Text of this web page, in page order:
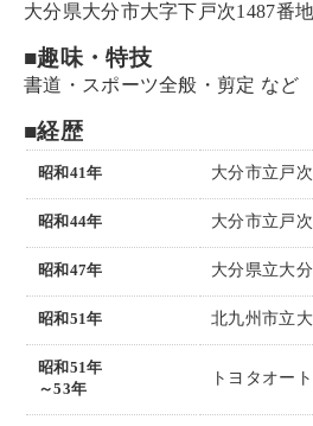
大分県大分市大字下戸次1487番地
■趣味・特技
書道・スポーツ全般・剪定 など
■経歴
昭和41年 大分市立戸
昭和44年 大分市立戸
昭和47年 大分県立大
昭和51年 北九州市立
昭和51年
～53年
トヨタオー